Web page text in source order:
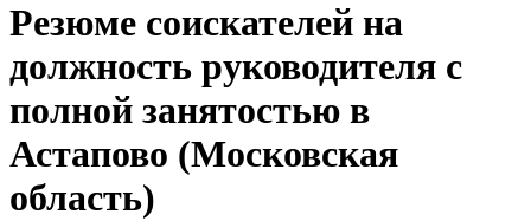
Резюме соискателей на
должность руководителя с
полной занятостью в
Астапово (Московская
область)